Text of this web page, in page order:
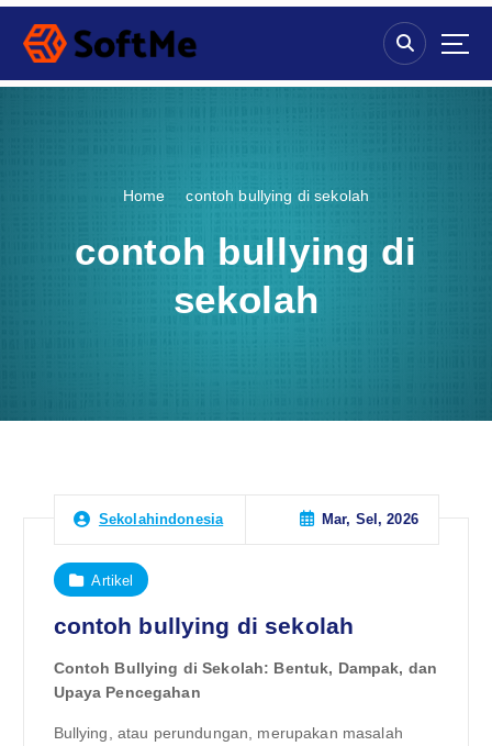
S
p
Home contoh bullying di sekolah
contoh bullying di
sekolah
Sekolahindonesia Mar, Sel, 2026
Artikel
contoh bullying di sekolah
Contoh Bullying di Sekolah: Bentuk, Dampak, dan
Upaya Pencegahan
Bullying, atau perundungan, merupakan masalah